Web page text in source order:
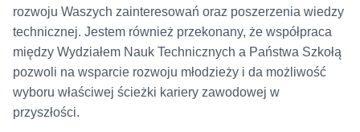
rozwoju Waszych zainteresowań oraz poszerzenia wiedzy
technicznej. Jestem również przekonany, że współpraca
między Wydziałem Nauk Technicznych a Państwa Szkołą
pozwoli na wsparcie rozwoju młodzieży i da możliwość
wyboru właściwej ścieżki kariery zawodowej w
przyszłości.